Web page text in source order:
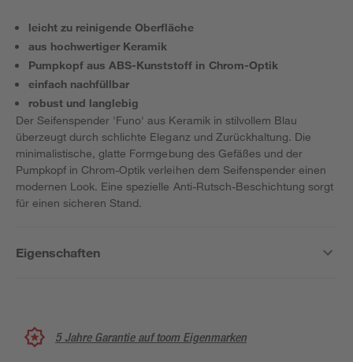
leicht zu reinigende Oberfläche
aus hochwertiger Keramik
Pumpkopf aus ABS-Kunststoff in Chrom-Optik
einfach nachfüllbar
robust und langlebig
Der Seifenspender 'Funo' aus Keramik in stilvollem Blau
überzeugt durch schlichte Eleganz und Zurückhaltung. Die
minimalistische, glatte Formgebung des Gefäßes und der
Pumpkopf in Chrom-Optik verleihen dem Seifenspender einen
modernen Look. Eine spezielle Anti-Rutsch-Beschichtung sorgt
für einen sicheren Stand.
Eigenschaften
5 Jahre Garantie auf toom Eigenmarken